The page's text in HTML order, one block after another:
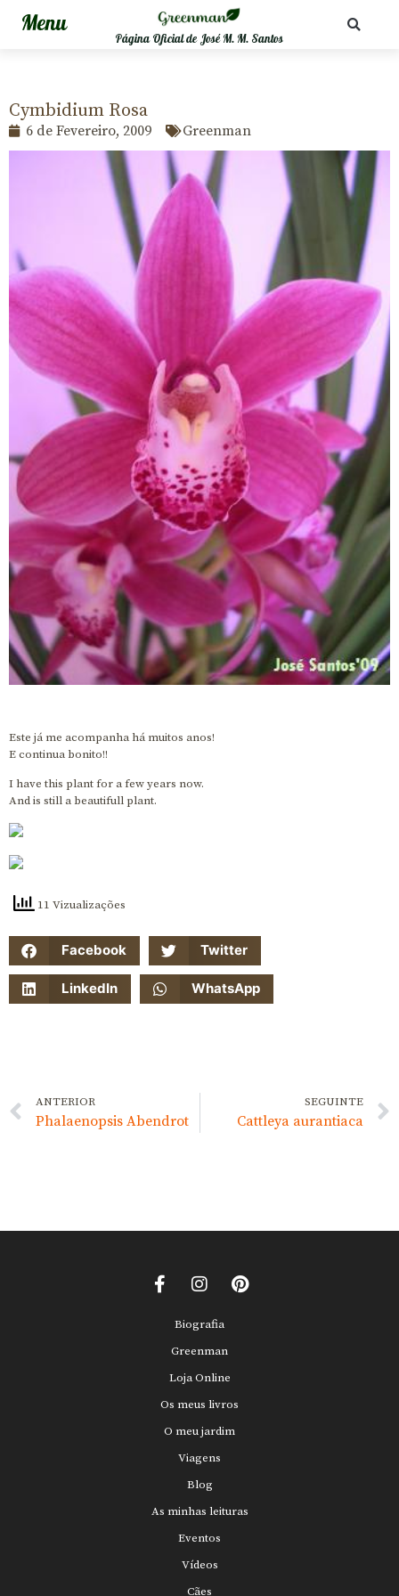
Página Oficial de José M. M. Santos
Cymbidium Rosa
6 de Fevereiro, 2009 Greenman
Este já me acompanha há muitos anos!
E continua bonito!!
I have this plant for a few years now.
And is still a beautifull plant.
11 Vizualizações
Facebook Twitter
LinkedIn WhatsApp
ANTERIOR
Phalaenopsis Abendrot
SEGUINTE
Cattleya aurantiaca
Biografia
Greenman
Loja Online
Os meus livros
O meu jardim
Viagens
Blog
As minhas leituras
Eventos
Vídeos
Cães